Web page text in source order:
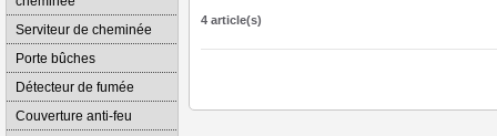
4 article(s)
Serviteur de cheminée
Porte bûches
Détecteur de fumée
Couverture anti-feu